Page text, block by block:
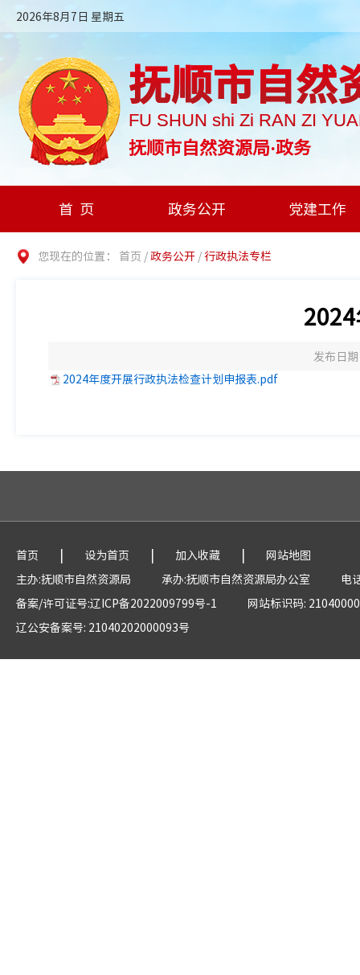
2026年8月7日 星期五
抚顺市自然
FU SHUN shi Zi RAN ZI
抚顺市自然资源局·政务
首页 政务公开 党建工作
您现在的位置： 首页 /政务公开 /行政执法专栏
发布日
2024年度开展行政执法检查计划申报表.pdf
首页 | 设为首页 | 加入收藏 |
网站地图
主办:抚顺市自然资源局
承办:抚顺市自然资源局办公室
电
备案/许可证号:辽ICP备2022009799号-1
网站标识码:
辽公安备案号: 21040202000093号